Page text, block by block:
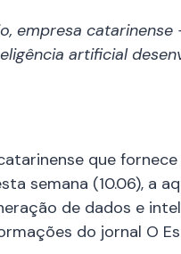
empresa
artificial
que
semana (10.06), a
de dados e
do jornal O